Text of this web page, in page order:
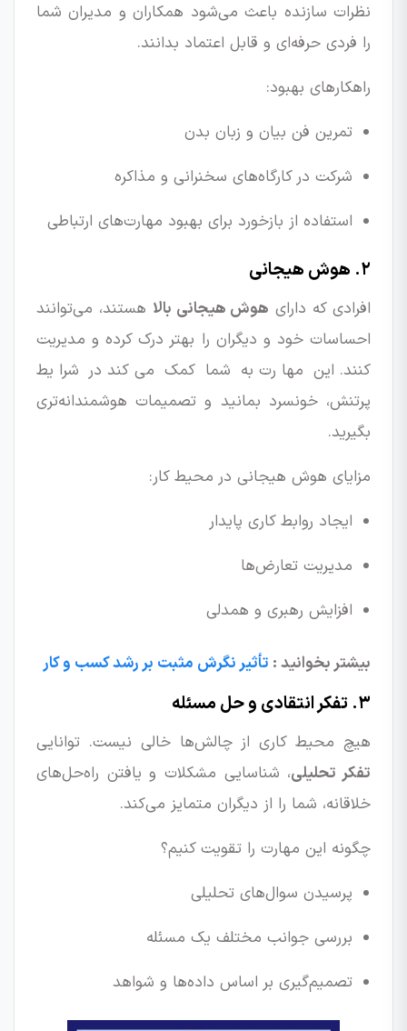
نظرات سازنده باعث می‌شود همکاران و مدیران شما
را فردی حرفه‌ای و قابل اعتماد بدانند.
راهکارهای بهبود:
تمرین فن بیان و زبان بدن
شرکت در کارگاه‌های سخنرانی و مذاکره
استفاده از بازخورد برای بهبود مهارت‌های ارتباطی
۲. هوش هیجانی
افرادی که دارای هوش هیجانی بالا هستند، می‌توانند
احساسات خود و دیگران را بهتر درک کرده و مدیریت
کنند. این مهارت به شما کمک می‌کند در شرایط
پرتنش، خونسرد بمانید و تصمیمات هوشمندانه‌تری
بگیرید.
مزایای هوش هیجانی در محیط کار:
ایجاد روابط کاری پایدار
مدیریت تعارض‌ها
افزایش رهبری و همدلی
بیشتر بخوانید : تأثیر نگرش مثبت بر رشد کسب و کار
۳. تفکر انتقادی و حل مسئله
هیچ محیط کاری از چالش‌ها خالی نیست. توانایی
تفکر تحلیلی، شناسایی مشکلات و یافتن راه‌حل‌های
خلاقانه، شما را از دیگران متمایز می‌کند.
چگونه این مهارت را تقویت کنیم؟
پرسیدن سوال‌های تحلیلی
بررسی جوانب مختلف یک مسئله
تصمیم‌گیری بر اساس داده‌ها و شواهد